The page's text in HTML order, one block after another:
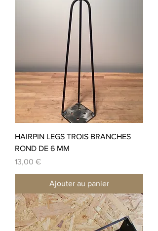
HAIRPIN LEGS TROIS BRANCHES
ROND DE 6 MM
Prix
13,00 €
Ajouter au panier